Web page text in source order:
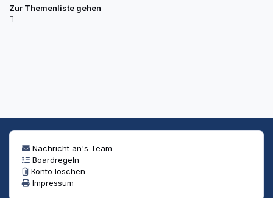
Zur Themenliste gehen
Nachricht an's Team
Boardregeln
Konto löschen
Impressum